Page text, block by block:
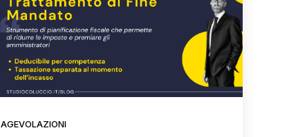
AGEVOLAZIONI